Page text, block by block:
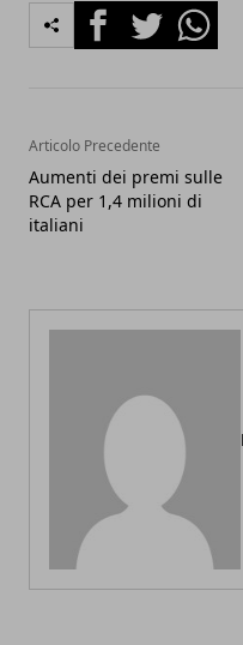
FacebookTwitter
Articolo Precedente
Aumenti dei premi sulle
RCA per 1,4 milioni di
italiani